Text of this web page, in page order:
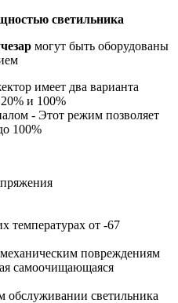
светильника
могут быть оборудованы
имеет два варианта
и 100%
- Этот режим позволяет
100%
температурах от -67
повреждениям
самоочищающаяся
обслуживании светильника